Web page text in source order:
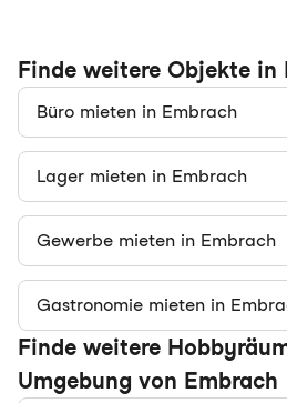
Finde weitere Objekte in
Büro mieten in Embrach
Lager mieten in Embrach
Gewerbe mieten in Embrach
Gastronomie mieten in
Finde weitere
Umgebung von Embrach